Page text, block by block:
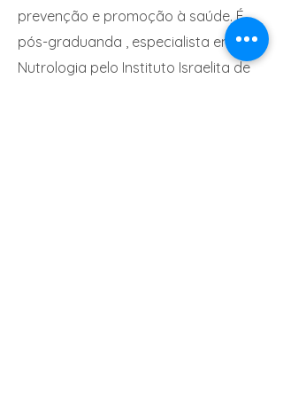
prevenção e promoção à saúde. É
pós-graduanda , especialista em
Nutrologia pelo Instituto Israelita de